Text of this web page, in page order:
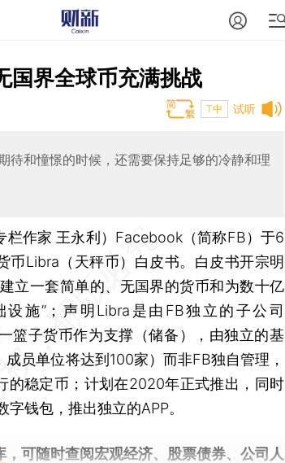
国界全球币充满挑战
试听
T中
待和憧憬的时候，还需要保持足够的冷静和理
栏作家 王永利） Facebook（简称FB）于6
币Libra（天秤币）白皮书。白皮书开宗明
立一套简单的、无国界的货币和为数十亿
设施”；声明Libra是由FB独立的子公司
篮子货币作为支撑（储备），由独立的基
员单位将达到100家）而非FB独自管理，
的稳定币；计划在2020年正式推出，同时
钱包，推出独立的APP。
，可随时查阅宏观经济、股票债券、公司人